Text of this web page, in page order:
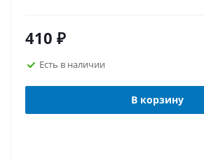
410 ₽
Есть в наличии
В корзину